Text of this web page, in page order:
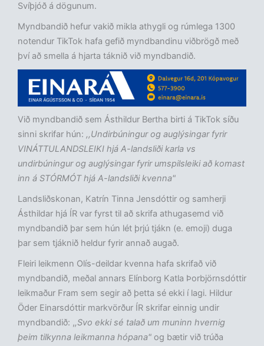
Svíþjóð á dögunum.
Myndbandið hefur vakið mikla athygli og rúmlega 1300
notendur TikTok hafa gefið myndbandinu viðbrögð með
því að smella á hjarta táknið við myndbandið.
Við myndbandið sem Ásthildur Bertha birti á TikTok síðu
sinni skrifar hún: ,,Undirbúningur og auglýsingar fyrir
VINÁTTULANDSLEIKI hjá A-landsliði karla vs
undirbúningur og auglýsingar fyrir umspilsleiki að komast
inn á STÓRMÓT hjá A-landsliði kvenna"
Landsliðskonan, Katrín Tinna Jensdóttir og samherji
Ásthildar hjá ÍR var fyrst til að skrifa athugasemd við
myndbandið þar sem hún lét þrjú tjákn (e. emoji) duga
þar sem tjáknið heldur fyrir annað augað.
Fleiri leikmenn Olís-deildar kvenna hafa skrifað við
myndbandið, meðal annars Elínborg Katla Þorbjörnsdóttir
leikmaður Fram sem segir að þetta sé ekki í lagi. Hildur
Öder Einarsdóttir markvörður ÍR skrifar einnig undir
myndbandið: ,,Svo ekki sé talað um muninn hvernig
þeim tilkynna leikmanna hópana" og bætir við trúða